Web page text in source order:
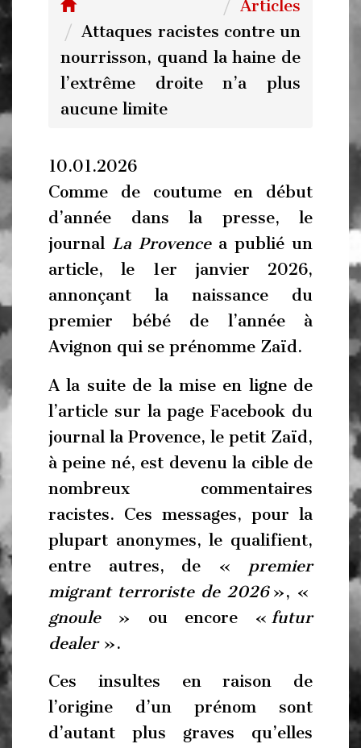
Articles
Attaques racistes contre un
nourrisson, quand la haine de
l’extrême droite n’a plus
aucune limite
10.01.2026
Comme de coutume en début
d’année dans la presse, le
journalLa Provencea publié un
article, le 1er janvier 2026,
annonçant la naissance du
premier bébé de l’année à
Avignon qui se prénomme Zaïd.
A la suite de la mise en ligne de
l’article sur la page Facebook du
journal la Provence, le petit Zaïd,
à peine né, est devenu la cible de
nombreux commentaires
racistes. Ces messages, pour la
plupart anonymes, le qualifient,
entre autres, de « premier
migrant terroriste de 2026 », «
gnoule
» ou encore « futur
dealer ».
Ces insultes en raison de
l’origine d’un prénom sont
d’autant plus graves qu’elles